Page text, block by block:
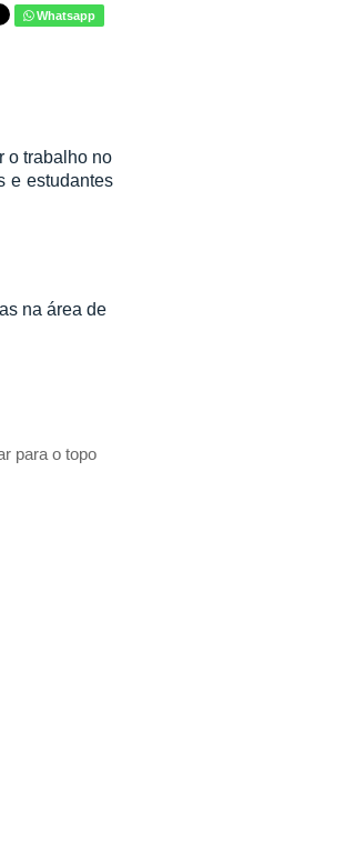
Whatsapp
o trabalho no
e estudantes
na área de
para o topo